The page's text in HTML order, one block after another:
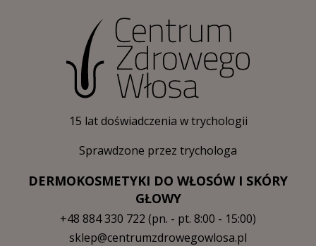
15 lat doświadczenia w trychologii
Sprawdzone przez trychologa
DERMOKOSMETYKI DO WŁOSÓW I SKÓRY
GŁOWY
+48 884 330 722 (pn. - pt. 8:00 - 15:00)
sklep@centrumzdrowegowlosa.pl